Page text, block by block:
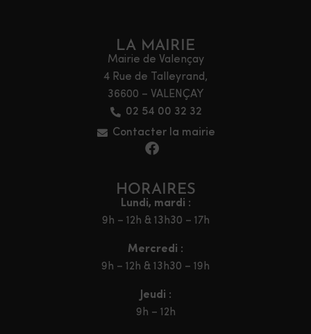
LA MAIRIE
Mairie de Valençay
4 Rue de Talleyrand,
36600 – VALENÇAY
02 54 00 32 32
Contacter la mairie
HORAIRES
Lundi, mardi :
9h – 12h & 13h30 – 17h
Mercredi :
9h – 12h & 13h30 – 19h
Jeudi :
9h – 12h